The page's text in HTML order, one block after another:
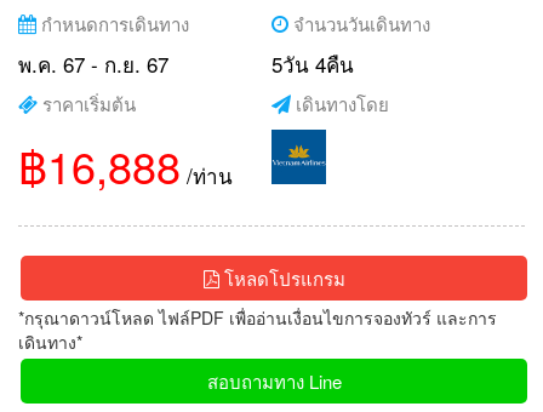
กำหนดการเดินทาง
พ.ค. 67 - ก.ย. 67
จำนวนวันเดินทาง
5วัน 4คืน
ราคาเริ่มต้น
฿16,888 /ท่าน
เดินทางโดย
โหลดโปรแกรม
*กรุณาดาวน์โหลด ไฟล์PDF เพื่ออ่านเงื่อนไขการจองทัวร์ และการ
เดินทาง*
สอบถามทาง Line